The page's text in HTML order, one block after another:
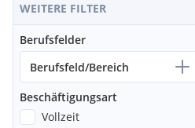
WEITERE FILTER
Berufsfelder
Berufsfeld/Bereich
Beschäftigungsart
Vollzeit